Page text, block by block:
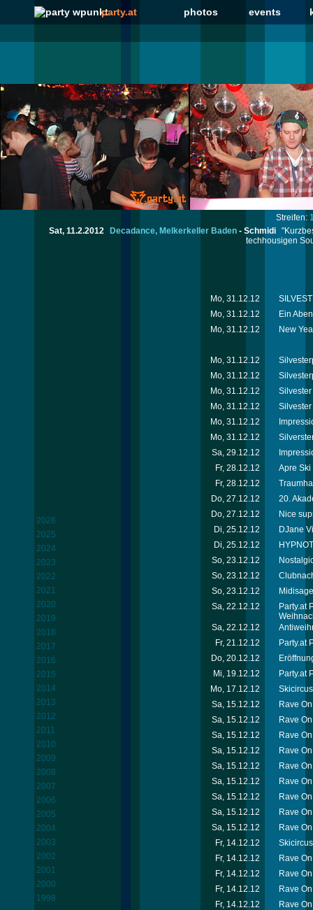
party.at photos events
Streifen:
Sat, 11.2.2012
Decadance, Melkerkeller Baden - Schmidi
techhousigen
2026
2025
2024
2023
2022
2021
2020
2019
2018
2017
2016
2015
2014
2013
2012
2011
2010
2009
2008
2007
2006
2005
2004
2003
2002
2001
2000
1998
Mo, 31.12.12
Mo, 31.12.12
Ein
Mo, 31.12.12
New
Mo, 31.12.12
Mo, 31.12.12
Mo, 31.12.12
Mo, 31.12.12
Mo, 31.12.12
Mo, 31.12.12
Sa, 29.12.12
Fr, 28.12.12
Apre Ski
Fr, 28.12.12
Do, 27.12.12
20.
Do, 27.12.12
Nice
Di, 25.12.12
DJane
Di, 25.12.12
So, 23.12.12
So, 23.12.12
So, 23.12.12
Sa, 22.12.12
Party.at
Sa, 22.12.12
Fr, 21.12.12
Party.at
Do, 20.12.12
Mi, 19.12.12
Party.at
Mo, 17.12.12
Sa, 15.12.12
Rave
Sa, 15.12.12
Rave
Sa, 15.12.12
Rave
Sa, 15.12.12
Rave
Sa, 15.12.12
Rave
Sa, 15.12.12
Rave
Sa, 15.12.12
Rave
Sa, 15.12.12
Rave
Sa, 15.12.12
Rave
Fr, 14.12.12
Fr, 14.12.12
Rave
Fr, 14.12.12
Rave
Fr, 14.12.12
Rave
Fr, 14.12.12
Rave